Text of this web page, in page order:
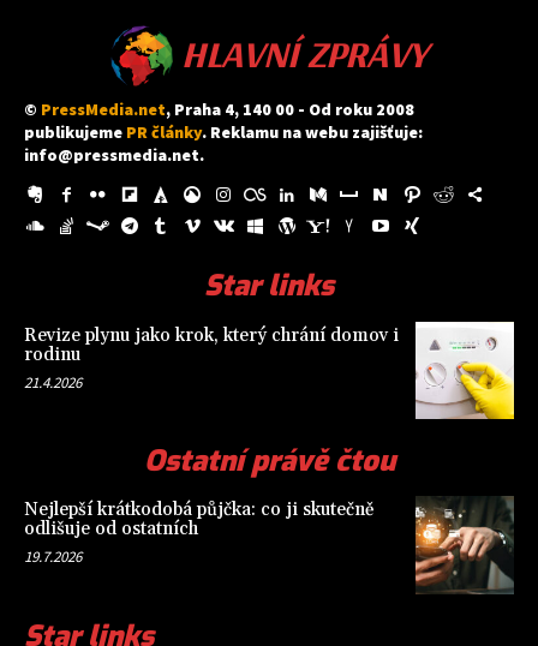
HLAVNÍ ZPRÁVY
© PressMedia.net, Praha 4, 140 00 - Od roku 2008
publikujeme PR články. Reklamu na webu zajišťuje:
info@pressmedia.net.
Star links
Revize plynu jako krok, který chrání domov i
rodinu
21.4.2026
Ostatní právě čtou
Nejlepší krátkodobá půjčka: co ji skutečně
odlišuje od ostatních
19.7.2026
Star links